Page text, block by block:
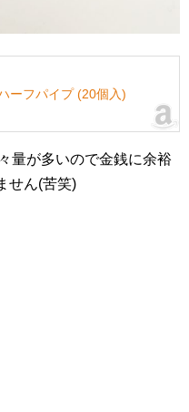
ーフパイプ (20個入)
量が多いので金銭に余裕
せん(苦笑)